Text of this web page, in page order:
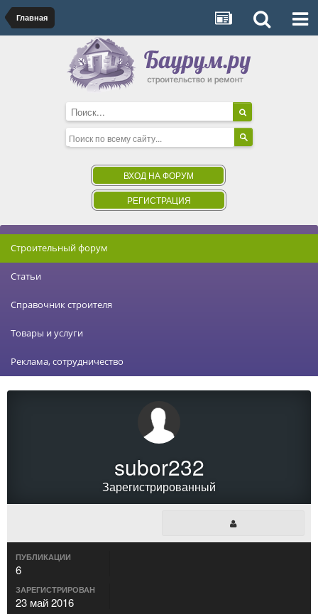
Главная
ВХОД НА ФОРУМ
РЕГИСТРАЦИЯ
Строительный форум
Статьи
Справочник строителя
Товары и услуги
Реклама, сотрудничество
subor232
Зарегистрированный
ПУБЛИКАЦИИ
6
ЗАРЕГИСТРИРОВАН
23 май 2016